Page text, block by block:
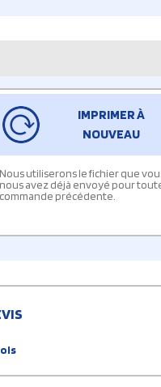
IMPRIMER À
NOUVEAU
Nous utiliserons le fichier que
nous avez déjà envoyé pour
commande précédente.